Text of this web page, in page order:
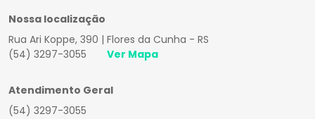
Nossa localização
Rua Ari Koppe, 390 | Flores da Cunha - RS
(54) 3297-3055
Ver Mapa
Atendimento Geral
(54) 3297-3055